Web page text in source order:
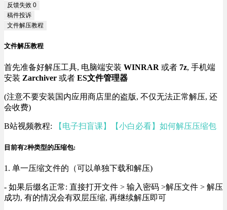
反馈失效 0
稿件投诉
文件解压教程
文件解压教程
首先准备好解压工具, 电脑端安装 WINRAR 或者 7z, 手机端
安装 Zarchiver 或者 ES文件管理器
(注意不要安装国内应用商店里的盗版, 不仅无法正常解压, 还
会收费)
B站视频教程: 【电子扫盲课】【小白必看】如何解压压缩包
目前有2种类型的压缩包:
1. 单一压缩文件的（可以单独下载和解压)
- 如果后缀名正常: 直接打开文件 > 输入密码 >解压文件 > 解压
成功, 有的情况会有双层压缩, 再继续解压即可